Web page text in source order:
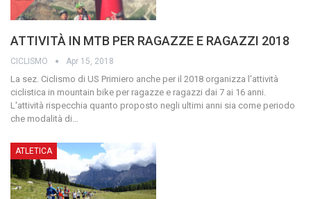
ATTIVITÀ IN MTB PER RAGAZZE E RAGAZZI 2018
CICLISMO Apr 15, 2018
La sez. Ciclismo di US Primiero anche per il 2018 organizza l'attività
ciclistica in mountain bike per ragazze e ragazzi dai 7 ai 16 anni.
L'attività rispecchia quanto proposto negli ultimi anni sia come periodo
che modalità di…
ATLETICA